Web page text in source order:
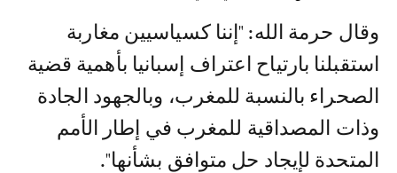
وقال حرمة الله: "إننا كسياسيين مغاربة
استقبلنا بارتياح اعتراف إسبانيا بأهمية قضية
الصحراء بالنسبة للمغرب، وبالجهود الجادة
وذات المصداقية للمغرب في إطار الأمم
المتحدة لإيجاد حل متوافق بشأنها".